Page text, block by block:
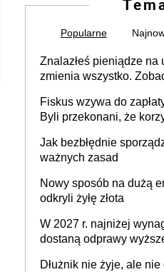
Popularne
Znalazłeś pieniądze na
zmienia wszystko.
Fiskus wzywa do
Byli przekonani, że
Jak bezbłędnie
ważnych zasad
Nowy sposób na dużą
odkryli żyłę złota
W 2027 r. najniżej
dostaną odprawy
Dłużnik nie żyje, ale